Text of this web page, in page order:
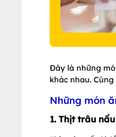
Đây là những
khác nhau.
Những món
1. Thịt trâu